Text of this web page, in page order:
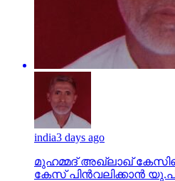
india3 days ago
മുഹമ്മദ് അഖ്‌ലാഖ്
കേസ് പിന്‍വലിക്കാന്‍